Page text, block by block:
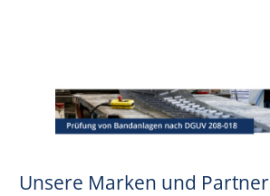
Unsere Marken und Partner